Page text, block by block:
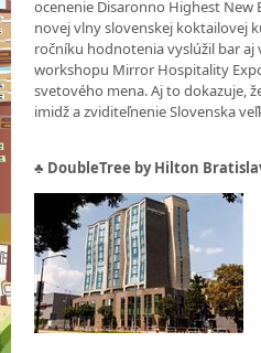
ocenenie Disaronno Highest New
novej vlny slovenskej koktailovej
ročníku hodnotenia vyslúžil bar aj
workshopu Mirror Hospitality
svetového mena. Aj to dokazuje,
imidž a zviditeľnenie Slovenska
♣ DoubleTree by Hilton